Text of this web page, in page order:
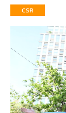
CSR